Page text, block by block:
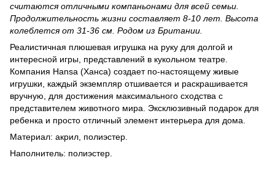
считаются отличными компаньонами для всей семьи.
Продолжительность жизни составляет 8-10 лет. Высота
колеблется от 31-36 см. Родом из Британии.
Реалистичная плюшевая игрушка на руку для долгой и
интересной игры, представлений в кукольном театре.
Компания Hansa (Ханса) создает по-настоящему живые
игрушки, каждый экземпляр отшивается и раскрашивается
вручную, для достижения максимального сходства с
представителем животного мира. Эксклюзивный подарок для
ребенка и просто отличный элемент интерьера для дома.
Материал: акрил, полиэстер.
Наполнитель: полиэстер.